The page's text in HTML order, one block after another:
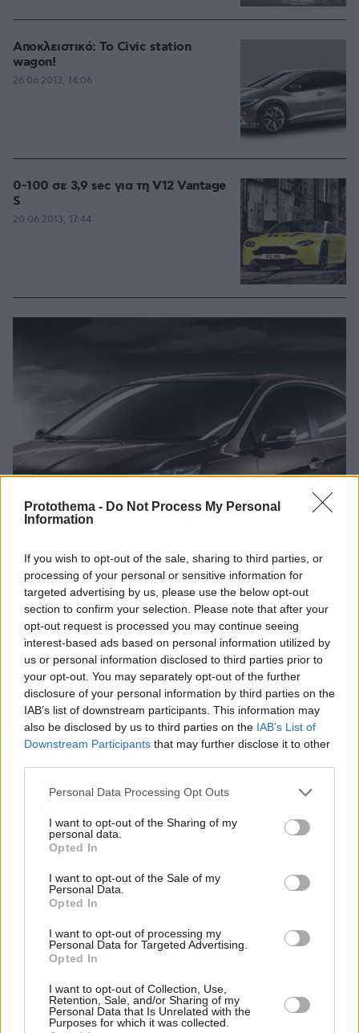
Protothema - Do Not Process My Personal
Information
If you wish to opt-out of the sale, sharing to third parties, or
processing of your personal or sensitive information for
targeted advertising by us, please use the below opt-out
section to confirm your selection. Please note that after your
opt-out request is processed you may continue seeing
interest-based ads based on personal information utilized by
us or personal information disclosed to third parties prior to
your opt-out. You may separately opt-out of the further
disclosure of your personal information by third parties on the
IAB’s list of downstream participants. This information may
also be disclosed by us to third parties on the IAB’s List of
Downstream Participants that may further disclose it to other
Please note that this website/app uses one or more Google
not limited to your visit or usage behaviour. You may click to
grant or deny consent to Google and its third-party tags to
use your data for below specified purposes in below Google
consent section.
Personal Data Processing Opt Outs
I want to opt-out of the Sharing of my
personal data.
Opted In
I want to opt-out of the Sale of my
Personal Data.
Opted In
I want to opt-out of processing my
Personal Data for Targeted Advertising.
Opted In
I want to opt-out of Collection, Use,
Retention, Sale, and/or Sharing of my
Personal Data that Is Unrelated with the
Purposes for which it was collected.
Αποκλειστικό: Το Civic station
wagon!
26.06.2013, 14:06
0-100 σε 3,9 sec για τη V12 Vantage
S
20.06.2013, 17:44
Νέο μεσαίο sedan από τη Honda
20.04.2013, 09:51